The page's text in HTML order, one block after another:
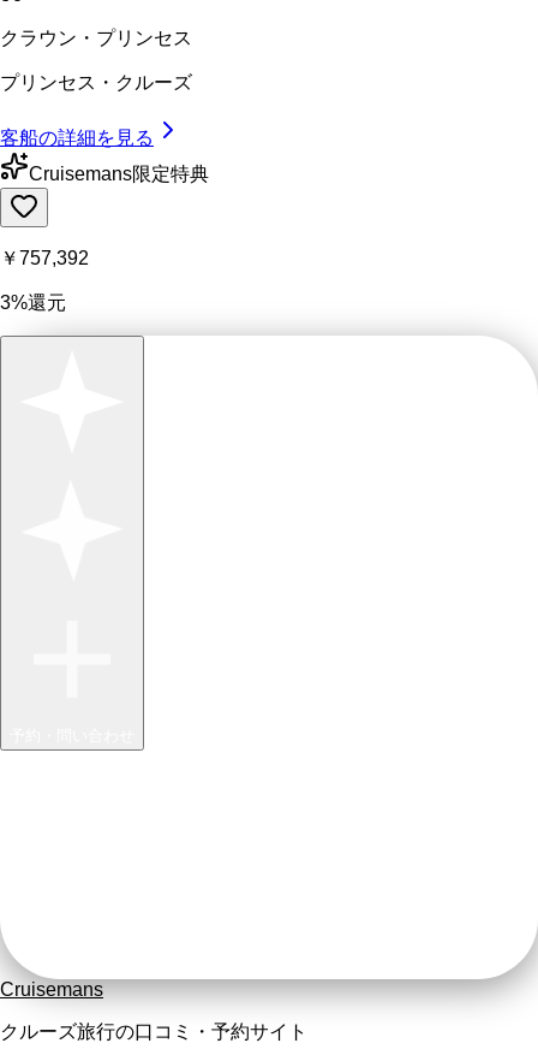
クラウン・プリンセス
プリンセス・クルーズ
客船の詳細を見る
Cruisemans限定特典
￥757,392
3%還元
Cruisemans
クルーズ旅行の口コミ・予約サイト